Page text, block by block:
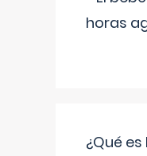
horas
¿Qué